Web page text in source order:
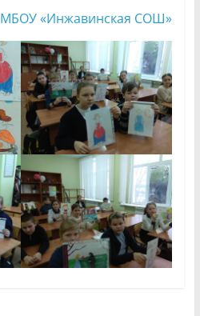
МБОУ «Инжавинская СОШ»